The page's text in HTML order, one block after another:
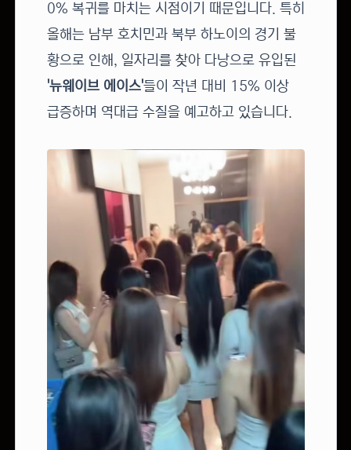
0% 복귀를 마치는 시점이기 때문입니다. 특히
올해는 남부 호치민과 북부 하노이의 경기 불
황으로 인해, 일자리를 찾아 다낭으로 유입된
'뉴웨이브 에이스'들이 작년 대비 15% 이상
급증하며 역대급 수질을 예고하고 있습니다.